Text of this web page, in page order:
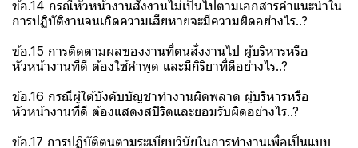
ข้อ.14 กรณีหัวหน้างานสั่งงานไม่เป็นไปตามเอกสารคำแนะนำใน
การปฏิบัติงานจนเกิดความเสียหายจะมีความผิดอย่างไร..?
ข้อ.15 การติดตามผลของงานที่ตนสั่งงานไป ผู้บริหารหรือ
หัวหน้างานที่ดี ต้องใช้คำพูด และมีกิริยาที่ดีอย่างไร..?
ข้อ.16 กรณีผู้ใต้บังคับบัญชาทำงานผิดพลาด ผู้บริหารหรือ
หัวหน้างานที่ดี ต้องแสดงสปิริตและยอมรับผิดอย่างไร..?
ข้อ.17 การปฏิบัติตนตามระเบียบวินัยในการทำงานเพื่อเป็นแบบ